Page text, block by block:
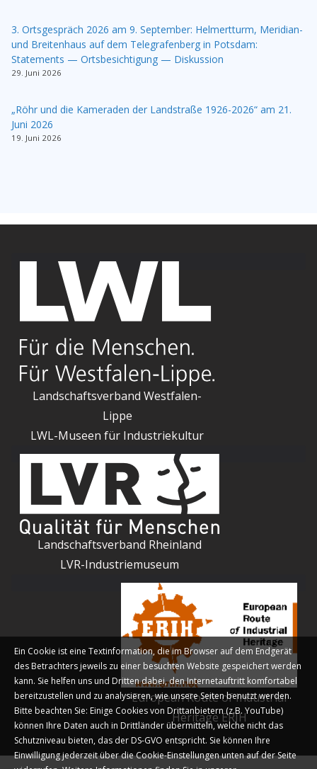
3. Ortsgespräch 2026 am 9. September: Helmertturm, Meridian-
und Breitenhaus auf dem Telegrafenberg in Potsdam:
Statements — Ortsbesichtigung — Diskussion
29. Juni 2026
„Röhr und die Kameraden der Landstraße 1926-2026“ am 21.
Juni 2026
19. Juni 2026
Landschaftsverband Westfalen-
Lippe
LWL-Museen für Industriekultur
Landschaftsverband Rheinland
LVR-Industriemuseum
European Route of Industrial
Heritage ERIH
Ein Cookie ist eine Textinformation, die im Browser auf dem Endgerät
des Betrachters jeweils zu einer besuchten Website gespeichert werden
kann. Sie helfen uns und Dritten dabei, den Internetauftritt komfortabel
bereitzustellen und zu analysieren, wie unsere Seiten benutzt werden.
Bitte beachten Sie: Einige Cookies von Drittanbietern (z.B. YouTube)
können Ihre Daten auch in Drittländer übermitteln, welche nicht das
Schutzniveau bieten, das der DS-GVO entspricht. Sie können Ihre
Einwilligung jederzeit über die Cookie-Einstellungen unten auf der Seite